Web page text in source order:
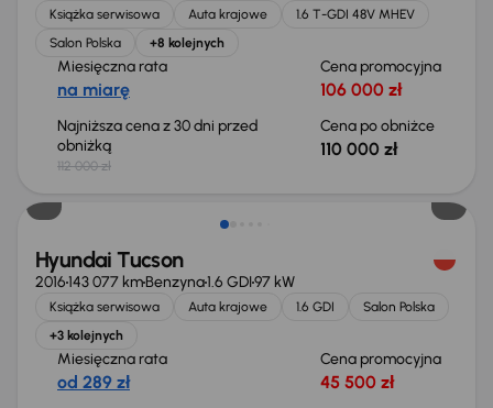
Książka serwisowa Auta krajowe
1.6 T-GDI 48V MHEV
Salon Polska
+8 kolejnych
Miesięczna rata
na miarę
Cena promocyjna
106 000 zł
Najniższa cena z 30 dni przed
obniżką
112 000 zł
Cena po obniżce
110 000 zł
Taniej o 500 zł
Hyundai Tucson
2016143 077 kmBenzyna1.6 GDI97 kW
Książka serwisowa Auta krajowe 1.6 GDI
Salon Polska
+3 kolejnych
Miesięczna rata
od 289 zł
Cena promocyjna
45 500 zł